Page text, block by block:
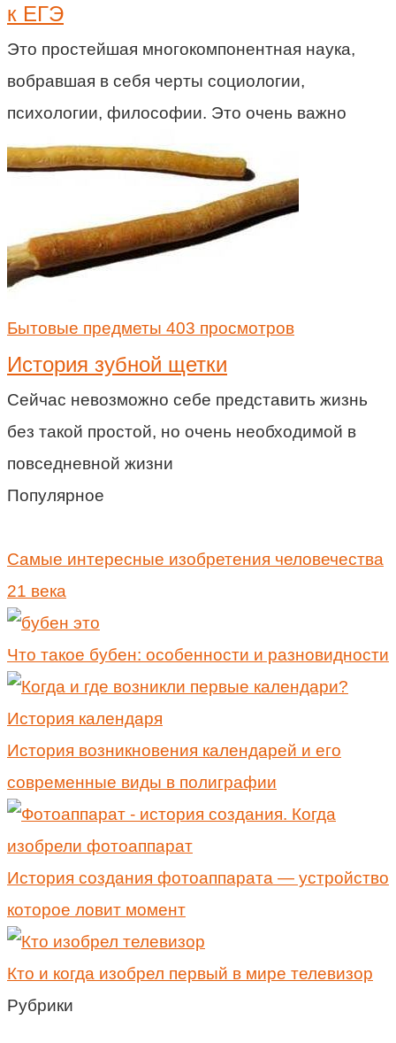
к ЕГЭ
Это простейшая многокомпонентная наука,
вобравшая в себя черты социологии,
психологии, философии. Это очень важно
Бытовые предметы 403 просмотров
История зубной щетки
Сейчас невозможно себе представить жизнь
без такой простой, но очень необходимой в
повседневной жизни
Популярное
Самые интересные изобретения человечества
21 века
Что такое бубен: особенности и разновидности
История возникновения календарей и его
современные виды в полиграфии
История создания фотоаппарата — устройство
которое ловит момент
Кто и когда изобрел первый в мире телевизор
Рубрики